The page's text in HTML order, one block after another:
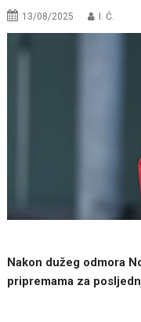
13/08/2025 I. Ć.
Nakon dužeg odmora
pripremama za